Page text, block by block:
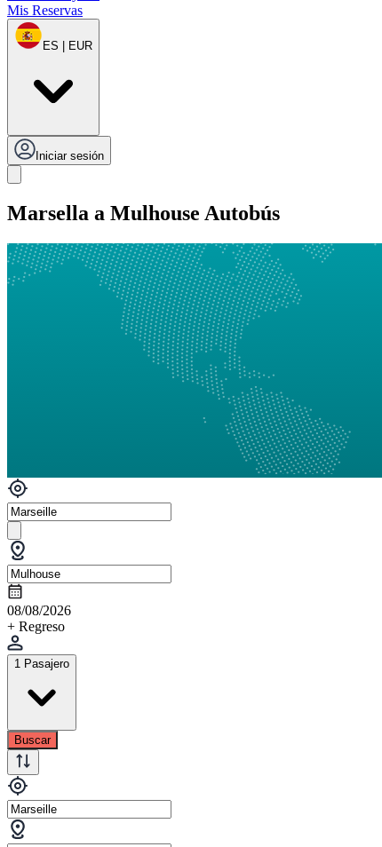
Mis Reservas
ES | EUR
Iniciar sesión
Marsella a Mulhouse Autobús
08/08/2026
+ Regreso
1 Pasajero
Buscar